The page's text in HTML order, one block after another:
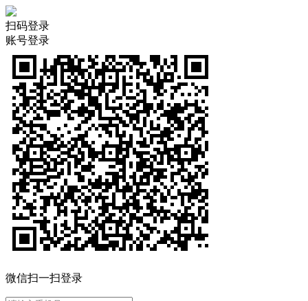
扫码登录
账号登录
微信扫一扫登录